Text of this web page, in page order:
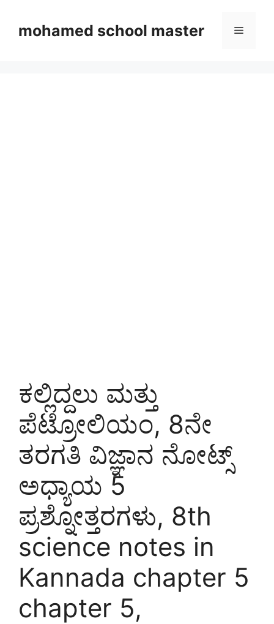
contentmohamed school master Menu
ಕಲ್ಲಿದ್ದಲು ಮತ್ತು
ಪೆಟ್ರೋಲಿಯಂ, 8ನೇ
ತರಗತಿ ವಿಜ್ಞಾನ ನೋಟ್ಸ್
ಅಧ್ಯಾಯ 5
ಪ್ರಶ್ನೋತ್ತರಗಳು, 8th
science notes in
Kannada chapter 5
chapter 5,